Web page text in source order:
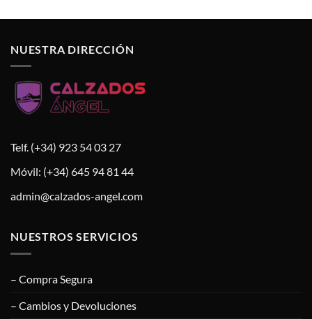
NUESTRA DIRECCIÓN
Telf. (+34) 923 54 03 27
Móvil: (+34) 645 94 81 44
admin@calzados-angel.com
NUESTROS SERVICIOS
– Compra Segura
– Cambios y Devoluciones